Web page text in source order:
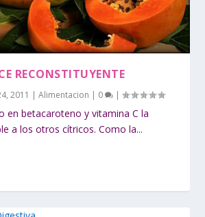
RECONSTITUYENTE
2011 |Alimentacion | 0 |
en betacaroteno y vitamina C la
a los otros cítricos. Como la...